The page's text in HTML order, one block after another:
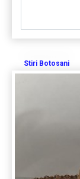
Stiri Botosani